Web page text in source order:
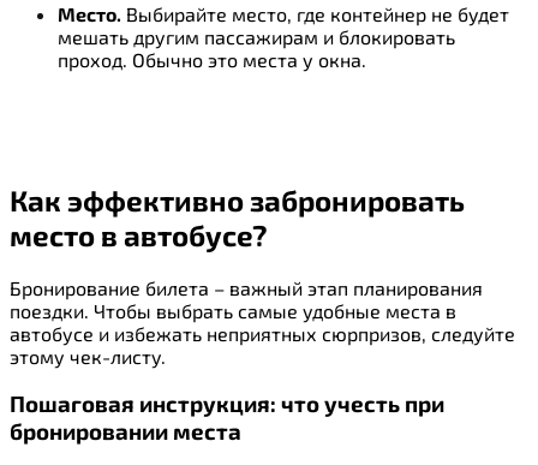
Место. Выбирайте место, где контейнер не будет
мешать другим пассажирам и блокировать
проход. Обычно это места у окна.
Как эффективно забронировать
место в автобусе?
Бронирование билета – важный этап планирования
поездки. Чтобы выбрать самые удобные места в
автобусе и избежать неприятных сюрпризов, следуйте
этому чек-листу.
Пошаговая инструкция: что учесть при
бронировании места